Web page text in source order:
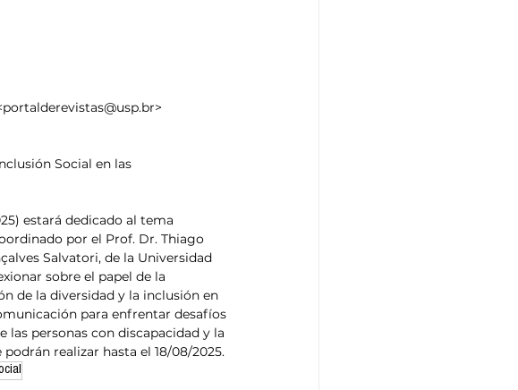
Social en las
estará dedicado al tema
por el Prof. Dr. Thiago
Salvatori, de la Universidad
sobre el papel de la
de la diversidad y la inclusión en
para enfrentar desafíos
personas con discapacidad y la
realizar hasta el 18/08/2025.